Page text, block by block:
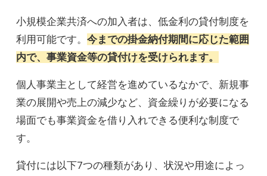
小規模企業共済への加入者は、低金利の貸付制度を
利用可能です。 今までの掛金納付期間に応じた範囲
内で、事業資金等の貸付けを受けられます。
個人事業主として経営を進めているなかで、新規事
業の展開や売上の減少など、資金繰りが必要になる
場面でも事業資金を借り入れできる便利な制度で
す。
貸付には以下7つの種類があり、状況や用途によっ